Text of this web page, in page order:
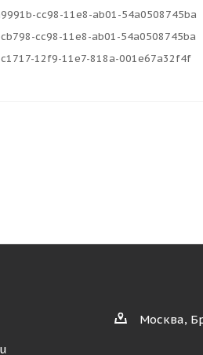
cc98-11e8-ab01-54a0508745ba
cc98-11e8-ab01-54a0508745ba
12f9-11e7-818a-001e67a32f4f
Москва,